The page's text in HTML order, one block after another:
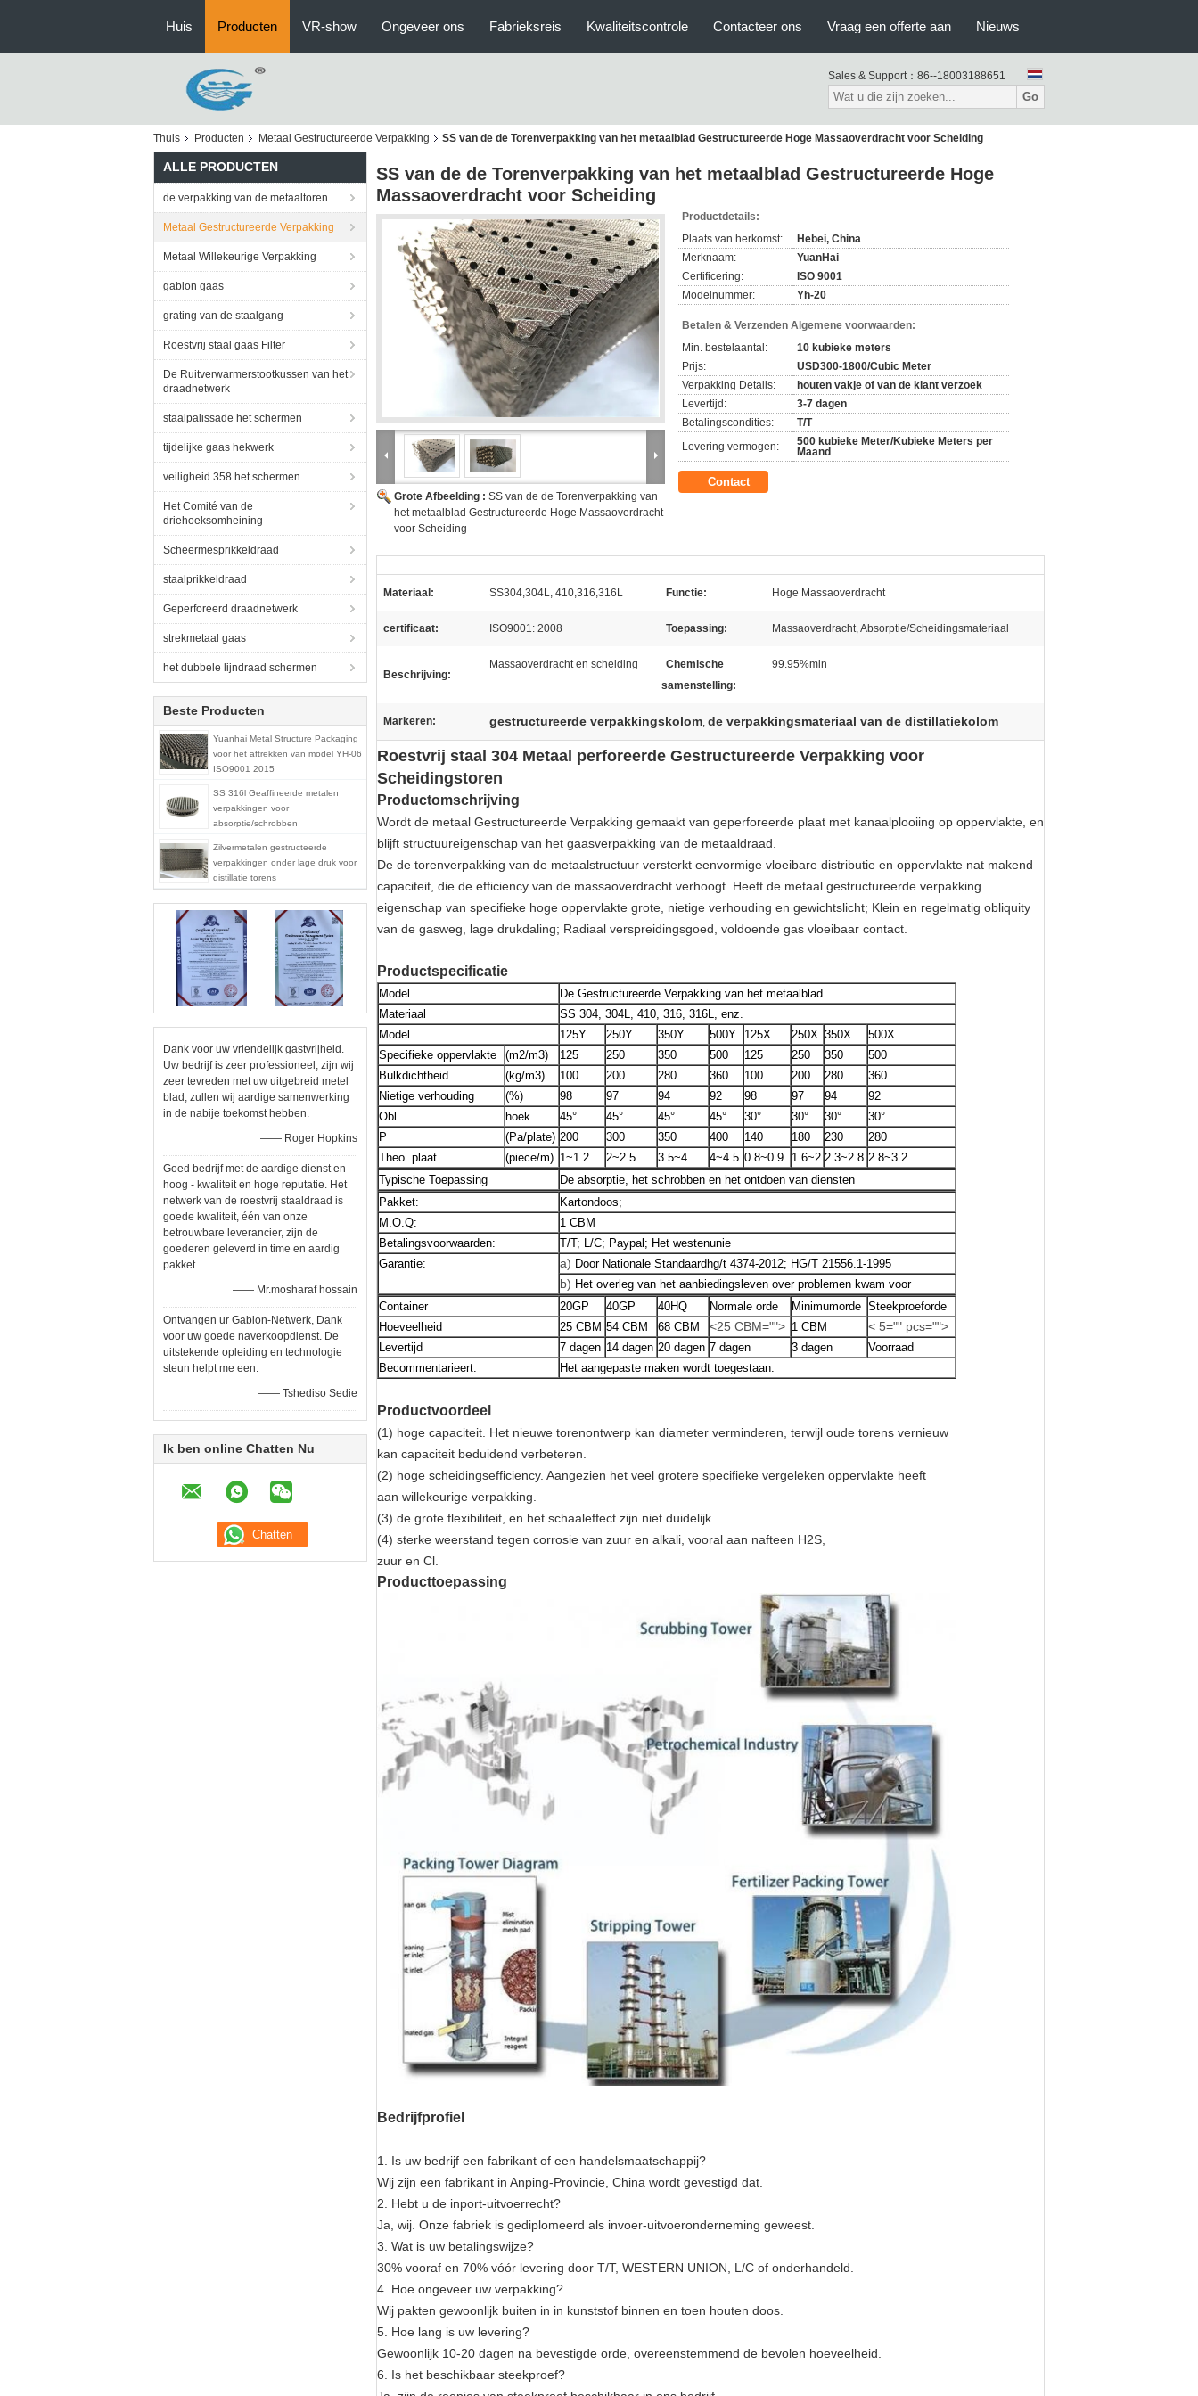
Huis Producten VR-show Ongeveer ons Fabrieksreis Kwaliteitscontrole Contacteer ons Vraag een offerte aan Nieuws
Sales & Support： 86--18003188651
Go
Thuis Producten Metaal Gestructureerde Verpakking SS van de de Torenverpakking van het metaalblad Gestructureerde Hoge Massaoverdracht voor Scheiding
ALLE PRODUCTEN
de verpakking van de metaaltoren
Metaal Gestructureerde Verpakking
Metaal Willekeurige Verpakking
gabion gaas
grating van de staalgang
Roestvrij staal gaas Filter
De Ruitverwarmerstootkussen van het
draadnetwerk
staalpalissade het schermen
tijdelijke gaas hekwerk
veiligheid 358 het schermen
Het Comité van de
driehoeksomheining
Scheermesprikkeldraad
staalprikkeldraad
Geperforeerd draadnetwerk
strekmetaal gaas
het dubbele lijndraad schermen
Beste Producten
Yuanhai Metal Structure Packaging
voor het aftrekken van model YH-06
ISO9001 2015
SS 316l Geaffineerde metalen
verpakkingen voor
absorptie/schrobben
Zilvermetalen gestructeerde
verpakkingen onder lage druk voor
distillatie torens
Dank voor uw vriendelijk gastvrijheid.
Uw bedrijf is zeer professioneel, zijn wij
zeer tevreden met uw uitgebreid metel
blad, zullen wij aardige samenwerking
in de nabije toekomst hebben.
—— Roger Hopkins
Goed bedrijf met de aardige dienst en
hoog - kwaliteit en hoge reputatie. Het
netwerk van de roestvrij staaldraad is
goede kwaliteit, één van onze
betrouwbare leverancier, zijn de
goederen geleverd in time en aardig
pakket.
—— Mr.mosharaf hossain
Ontvangen ur Gabion-Netwerk, Dank
voor uw goede naverkoopdienst. De
uitstekende opleiding en technologie
steun helpt me een.
—— Tshediso Sedie
Ik ben online Chatten Nu
SS van de de Torenverpakking van het metaalblad Gestructureerde Hoge
Massaoverdracht voor Scheiding
Grote Afbeelding : SS van de de Torenverpakking van
het metaalblad Gestructureerde Hoge Massaoverdracht
voor Scheiding
Productdetails:
Plaats van herkomst:
Hebei, China
Merknaam:
YuanHai
Certificering:
ISO 9001
Modelnummer:
Yh-20
Betalen & Verzenden Algemene voorwaarden:
Min. bestelaantal:
10 kubieke meters
Prijs:
USD300-1800/Cubic Meter
Verpakking Details:
houten vakje of van de klant verzoek
Levertijd:
3-7 dagen
Betalingscondities:
T/T
Levering vermogen:
500 kubieke Meter/Kubieke Meters per
Maand
Contact
Materiaal: SS304,304L, 410,316,316L Functie: Hoge Massaoverdracht
certificaat: ISO9001: 2008 Toepassing: Massaoverdracht, Absorptie/Scheidingsmateriaal
Beschrijving:
Massaoverdracht en scheiding
Chemische
samenstelling:
99.95%min
Markeren: gestructureerde verpakkingskolom, de verpakkingsmateriaal van de distillatiekolom
Roestvrij staal 304 Metaal perforeerde Gestructureerde Verpakking voor
Scheidingstoren
Productomschrijving
Wordt de metaal Gestructureerde Verpakking gemaakt van geperforeerde plaat met kanaalplooiing op oppervlakte, en
blijft structuureigenschap van het gaasverpakking van de metaaldraad.
De de torenverpakking van de metaalstructuur versterkt eenvormige vloeibare distributie en oppervlakte nat makend
capaciteit, die de efficiency van de massaoverdracht verhoogt. Heeft de metaal gestructureerde verpakking
eigenschap van specifieke hoge oppervlakte grote, nietige verhouding en gewichtslicht; Klein en regelmatig obliquity
van de gasweg, lage drukdaling; Radiaal verspreidingsgoed, voldoende gas vloeibaar contact.
Productspecificatie
Model
De Gestructureerde Verpakking van het metaalblad
Materiaal
SS 304, 304L, 410, 316, 316L, enz.
Model
125Y 250Y 350Y 500Y 125X 250X 350X
500X
Specifieke oppervlakte
(m2/m3) 125 250 350 500 125 250 350
500
Bulkdichtheid
(kg/m3) 100 200 280 360 100 200 280
360
Nietige verhouding
(%) 98 97 94 92 98 97 94
92
Obl.
hoek 45° 45° 45° 45° 30° 30° 30°
30°
P
(Pa/plate) 200 300 350 400 140 180 230
280
Theo. plaat
(piece/m) 1~1.2 2~2.5 3.5~4 4~4.5 0.8~0.9 1.6~2 2.3~2.8 2.8~3.2
Typische Toepassing
De absorptie, het schrobben en het ontdoen van diensten
Pakket:
Kartondoos;
M.O.Q:
1 CBM
Betalingsvoorwaarden:
T/T; L/C; Paypal; Het westenunie
Garantie:
a) Door Nationale Standaardhg/t 4374-2012; HG/T 21556.1-1995
b) Het overleg van het aanbiedingsleven over problemen kwam voor
Container
20GP 40GP 40HQ Normale orde Minimumorde Steekproeforde
Hoeveelheid
25 CBM 54 CBM 68 CBM <25 CBM=""> 1 CBM < 5="" pcs="">
Levertijd 7 dagen 14 dagen 20 dagen 7 dagen 3 dagen
Voorraad
Becommentarieert:
Het aangepaste maken wordt toegestaan.
Productvoordeel
(1) hoge capaciteit. Het nieuwe torenontwerp kan diameter verminderen, terwijl oude torens vernieuw
kan capaciteit beduidend verbeteren.
(2) hoge scheidingsefficiency. Aangezien het veel grotere specifieke vergeleken oppervlakte heeft
aan willekeurige verpakking.
(3) de grote flexibiliteit, en het schaaleffect zijn niet duidelijk.
(4) sterke weerstand tegen corrosie van zuur en alkali, vooral aan nafteen H2S,
zuur en Cl.
Producttoepassing
Bedrijfprofiel
1. Is uw bedrijf een fabrikant of een handelsmaatschappij?
Wij zijn een fabrikant in Anping-Provincie, China wordt gevestigd dat.
2. Hebt u de inport-uitvoerrecht?
Ja, wij. Onze fabriek is gediplomeerd als invoer-uitvoeronderneming geweest.
3. Wat is uw betalingswijze?
30% vooraf en 70% vóór levering door T/T, WESTERN UNION, L/C of onderhandeld.
4. Hoe ongeveer uw verpakking?
Wij pakten gewoonlijk buiten in in kunststof binnen en toen houten doos.
5. Hoe lang is uw levering?
Gewoonlijk 10-20 dagen na bevestigde orde, overeenstemmend de bevolen hoeveelheid.
6. Is het beschikbaar steekproef?